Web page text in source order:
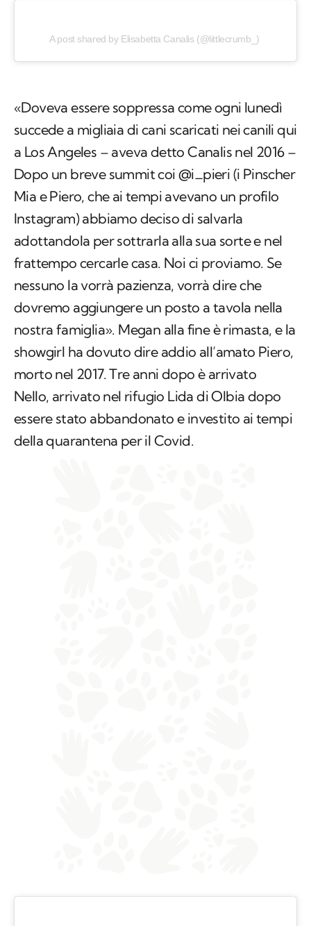
A post shared by Elisabetta Canalis (@littlecrumb_)
«Doveva essere soppressa come ogni lunedì
succede a migliaia di cani scaricati nei canili qui
a Los Angeles – aveva detto Canalis nel 2016 –
Dopo un breve summit coi @i_pieri (i Pinscher
Mia e Piero, che ai tempi avevano un profilo
Instagram) abbiamo deciso di salvarla
adottandola per sottrarla alla sua sorte e nel
frattempo cercarle casa. Noi ci proviamo. Se
nessuno la vorrà pazienza, vorrà dire che
dovremo aggiungere un posto a tavola nella
nostra famiglia». Megan alla fine è rimasta, e la
showgirl ha dovuto dire addio all’amato Piero,
morto nel 2017. Tre anni dopo è arrivato
Nello, arrivato nel rifugio Lida di Olbia dopo
essere stato abbandonato e investito ai tempi
della quarantena per il Covid.